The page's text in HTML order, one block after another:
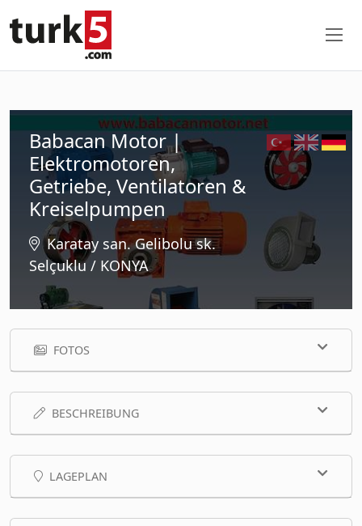
Babacan Motor |
Elektromotoren,
Getriebe, Ventilatoren &
Kreiselpumpen
Karatay san. Gelibolu sk.
Selçuklu / KONYA
FOTOS
BESCHREIBUNG
LAGEPLAN